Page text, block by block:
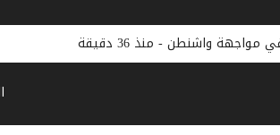
في مواجهة واشنطن- منذ 36 دقيقة